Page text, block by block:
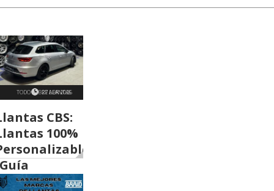
TODO SOBRE LLANTAS
27 ABR 2026
CBS:
100%